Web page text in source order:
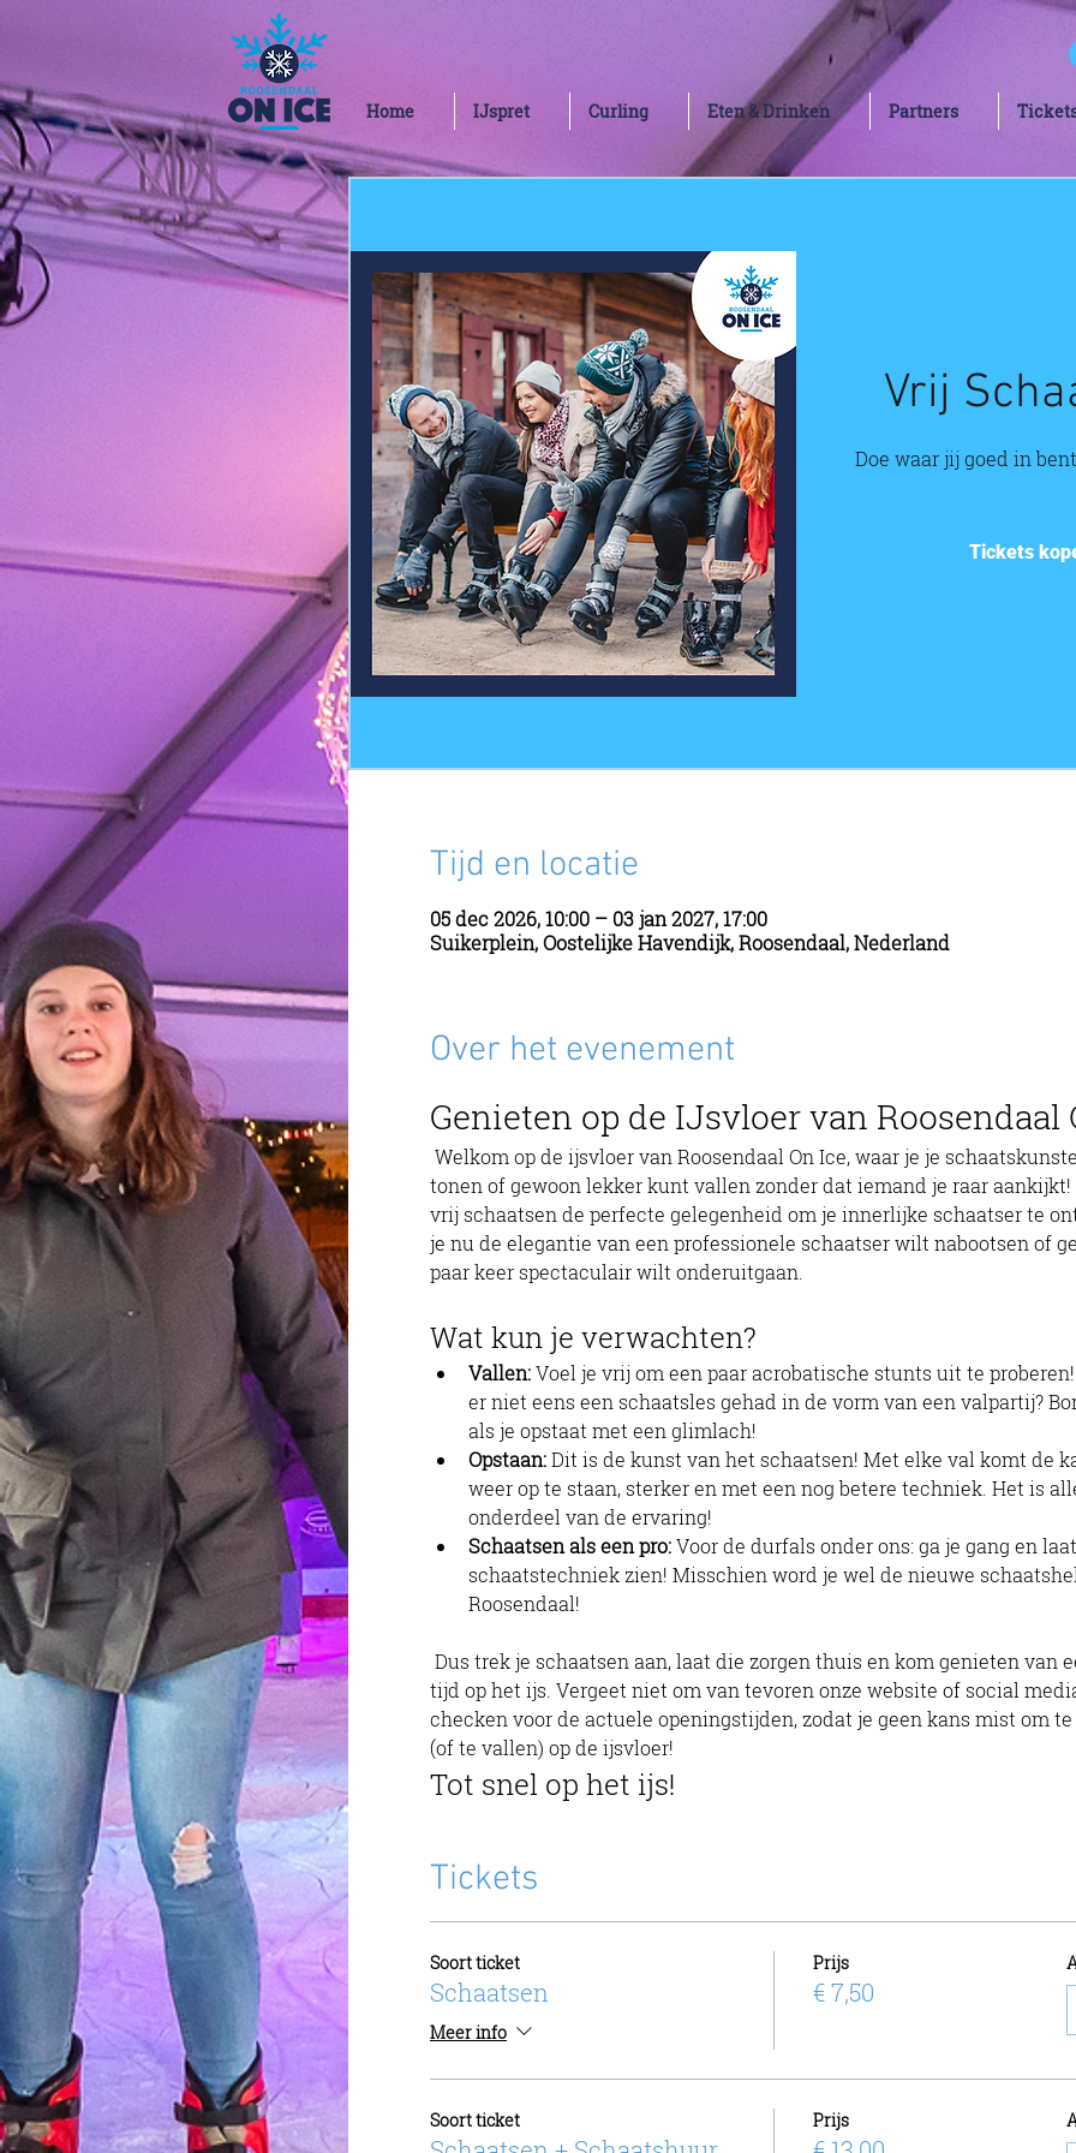
Home IJspret Curling Eten & Drinken Partners
Vrij
Doe waar jij goed in
Tickets
Tijd en locatie
05 dec 2026, 10:00 – 03 jan 2027, 17:00
Suikerplein, Oostelijke Havendijk, Roosendaal, Nederland
Over het evenement
Genieten op de IJsvloer van Roosendaal
tonen of gewoon lekker kunt vallen zonder dat iemand je raar
vrij schaatsen de perfecte gelegenheid om je innerlijke schaatser te
je nu de elegantie van een professionele schaatser wilt nabootsen of
paar keer spectaculair wilt onderuitgaan.
Wat kun je verwachten?
Vallen: Voel je vrij om een paar acrobatische stunts uit te
er niet eens een schaatsles gehad in de vorm van een valpartij?
als je opstaat met een glimlach!
Opstaan: Dit is de kunst van het schaatsen! Met elke val komt de
weer op te staan, sterker en met een nog betere techniek. Het is
onderdeel van de ervaring!
Schaatsen als een pro: Voor de durfals onder ons: ga je gang en
schaatstechniek zien! Misschien word je wel de nieuwe
Roosendaal!
tijd op het ijs. Vergeet niet om van tevoren onze website of social
checken voor de actuele openingstijden, zodat je geen kans mist om
(of te vallen) op de ijsvloer!
Tot snel op het ijs!
Tickets
Soort ticket
Schaatsen
Meer info
Prijs
€ 7,50
Soort ticket Prijs